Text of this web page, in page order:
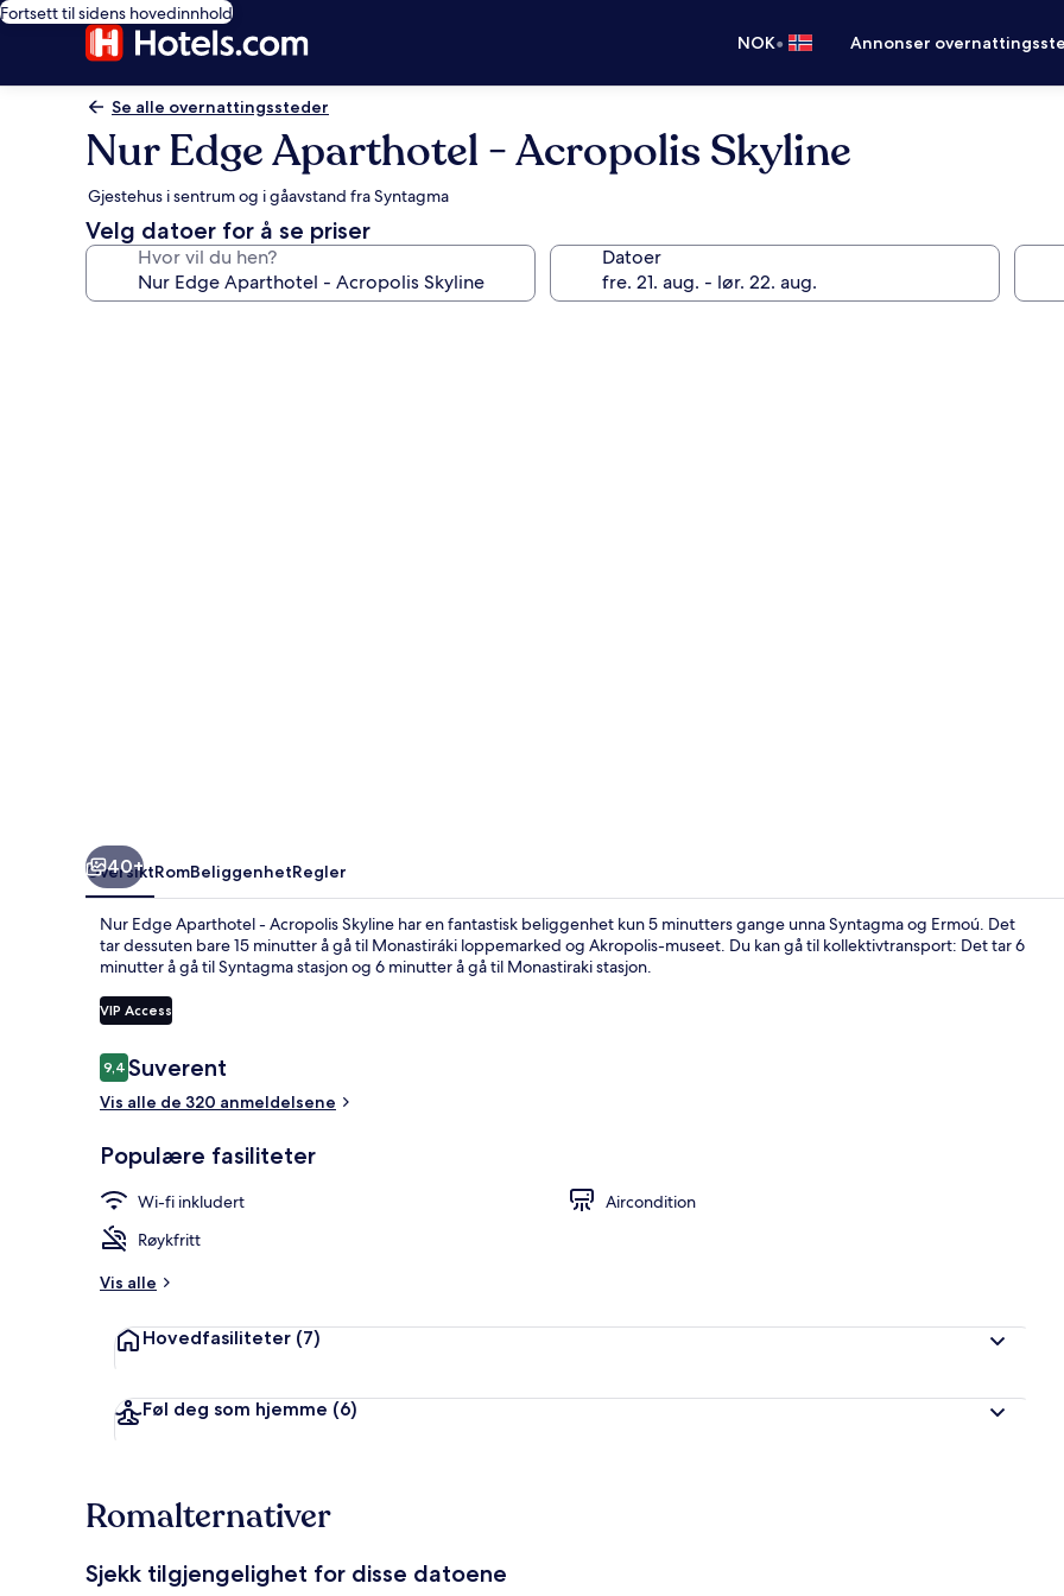
Fortsett til sidens hovedinnhold
NOK• Annonser
Se alle overnattingssteder
Nur Edge Aparthotel - Acropolis Skyline
Gjestehus i sentrum og i gåavstand fra Syntagma
Velg datoer for å se priser
Hvor vil du hen? Datoer
Acropolis
40+
OversiktRomBeliggenhetRegler
Nur Edge Aparthotel - Acropolis Skyline har en fantastisk beliggenhet kun 5 minutters gange unna Syntagma og Ermoú. Det
tar dessuten bare 15 minutter å gå til Monastiráki loppemarked og Akropolis-museet. Du kan gå til kollektivtransport: Det tar 6
minutter å gå til Syntagma stasjon og 6 minutter å gå til Monastiraki stasjon.
VIP Access
Anmeldelser
9,49,4 av 10 –
Suverent
Vis alle de 320 anmeldelsene
Populære fasiliteter
Wi-fi inkludert
Aircondition
Røykfritt
Vis alle
Hovedfasiliteter (7)
Føl deg som hjemme (6)
Romalternativer
Sjekk tilgjengelighet for disse datoene